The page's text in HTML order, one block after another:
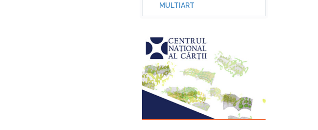
MULTIART